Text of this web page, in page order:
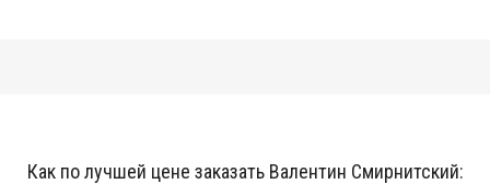
Как по лучшей цене заказать Валентин Смирнитский: